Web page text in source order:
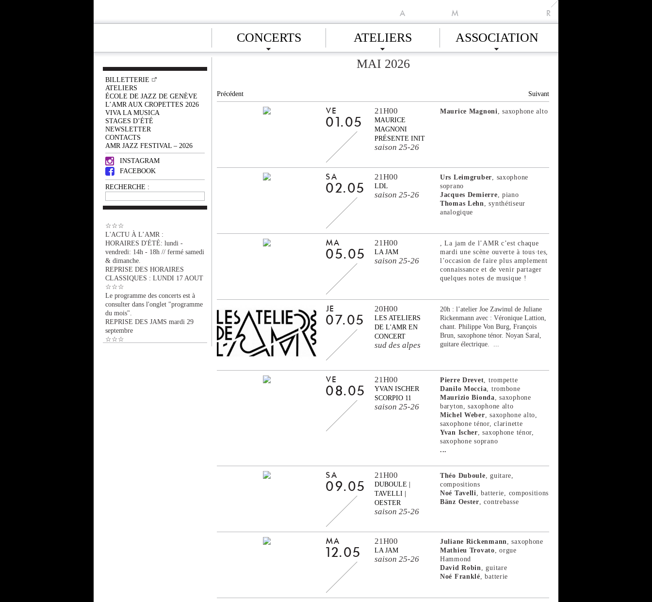
A M R
CONCERTS ATELIERS ASSOCIATION
BILLETTERIE
ATELIERS
ÉCOLE DE JAZZ DE GENÈVE
L’AMR AUX CROPETTES 2026
VIVA LA MUSICA
STAGES D’ÉTÉ
NEWSLETTER
CONTACTS
AMR JAZZ FESTIVAL – 2026
INSTAGRAM
FACEBOOK
RECHERCHE :
☆☆☆
L'ACTU À L’AMR :
HORAIRES D'ÉTÉ: lundi -
vendredi: 14h - 18h // fermé samedi
& dimanche.
REPRISE DES HORAIRES
CLASSIQUES : LUNDI 17 AOUT
☆☆☆
Le programme des concerts est à
consulter dans l'onglet "programme
du mois".
REPRISE DES JAMS mardi 29
septembre
☆☆☆
MAI 2026
Précédent Suivant
VE
01.05
21H00
MAURICE
MAGNONI
PRÉSENTE INIT
saison 25-26
Maurice Magnoni , saxophone alto
SA
02.05
21H00
LDL
saison 25-26
Urs Leimgruber , saxophone
soprano
Jacques Demierre , piano
Thomas Lehn
, synthétiseur
analogique
MA
05.05
21H00
LA JAM
saison 25-26
, La jam de l’AMR c’est chaque
mardi une scène ouverte à tous·tes,
l’occasion de faire plus amplement
connaissance et de venir partager
quelques notes de musique !
JE
07.05
20H00
LES ATELIERS
DE L'AMR EN
CONCERT
sud des alpes
20h : l’atelier Joe Zawinul de Juliane
Rickenmann avec : Véronique Lattion,
chant. Philippe Von Burg, François
Brun, saxophone ténor. Noyan Saral,
guitare électrique. ...
VE
08.05
21H00
YVAN ISCHER
SCORPIO 11
saison 25-26
Pierre Drevet , trompette
Danilo Moccia , trombone
Maurizio Bionda , saxophone
baryton, saxophone alto
Michel Weber , saxophone alto,
saxophone ténor, clarinette
Yvan Ischer , saxophone ténor,
saxophone soprano
...
SA
09.05
21H00
DUBOULE |
TAVELLI |
OESTER
saison 25-26
Théo Duboule, guitare,
compositions
Noé Tavelli, batterie, compositions
Bänz Oester, contrebasse
MA
12.05
21H00
LA JAM
saison 25-26
Juliane Rickenmann, saxophone
Mathieu Trovato, orgue
Hammond
David Robin, guitare
Noé Franklé, batterie